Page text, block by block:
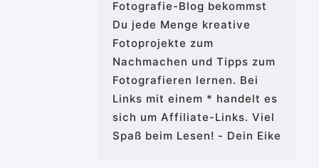
Fotografie-Blog bekommst
Du jede Menge kreative
Fotoprojekte zum
Nachmachen und Tipps zum
Fotografieren lernen. Bei
Links mit einem * handelt es
sich um Affiliate-Links. Viel
Spaß beim Lesen! - Dein Eike